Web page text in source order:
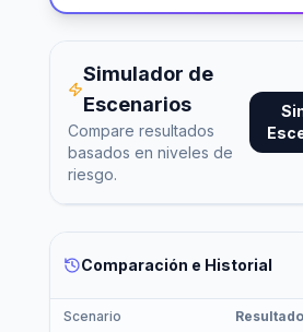
Simulador de
Escenarios
Compare resultados
basados en niveles de
riesgo.
Comparación e Historial
Scenario Resultado